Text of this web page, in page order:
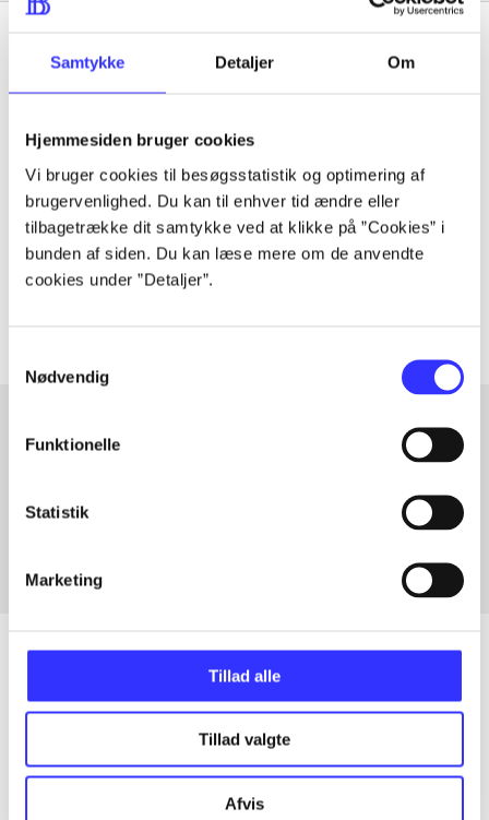
Samtykke Detaljer Om
Hjemmesiden bruger cookies
Vi bruger cookies til besøgsstatistik og optimering af
brugervenlighed. Du kan til enhver tid ændre eller
tilbagetrække dit samtykke ved at klikke på ”Cookies” i
bunden af siden. Du kan læse mere om de anvendte
cookies under ”Detaljer”.
Nødvendig
Funktionelle
Statistik
Marketing
Tillad alle
Tillad valgte
Afvis
Tidsskrift
lorem ipsum dolor sit amet ...
Tidsskrift
Artiklerne i handler ofte om
Fra
Artikler
Alle registrerede artikler fordelt på udgivelser